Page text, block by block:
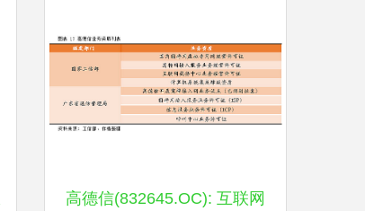
高德信(832645.OC): 互联网